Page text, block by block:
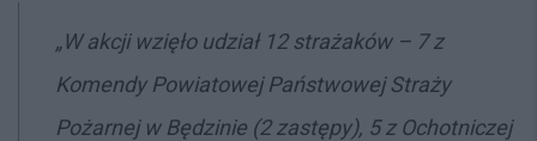
„W akcji wzięło udział 12 strażaków – 7 z
Komendy Powiatowej Państwowej Straży
Pożarnej w Będzinie (2 zastępy), 5 z Ochotniczej